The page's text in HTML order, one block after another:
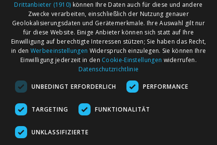
AGB
Impressum
Kontakt
Märkte nach Bundesländern
Märkte nach PLZ
Märkte nach Umkreis
Flohmarkt
Drittanbieter (1910) können Ihre Daten auch für diese und andere
Zwecke verarbeiten, einschließlich der Nutzung genauer
Geolokalisierungsdaten und Gerätemerkmale. Ihre Auswahl gilt nur
für diese Website. Einige Anbieter können sich statt auf Ihre
Einwilligung auf berechtigte Interessen stützen; Sie haben das Recht,
in den Werbeeinstellungen Widerspruch einzulegen. Sie können Ihre
Einwilligung jederzeit in den Cookie-Einstellungen widerrufen.
Datenschutzrichtlinie
UNBEDINGT ERFORDERLICH PERFORMANCE
TARGETING FUNKTIONALITÄT
UNKLASSIFIZIERTE